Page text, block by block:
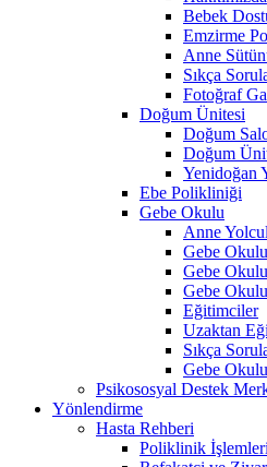
Bebek
Emzirme
Anne
Sıkça
Fotoğraf
Doğum Ünitesi
Doğum
Doğum
Yenidoğan
Ebe Polikliniği
Gebe Okulu
Anne
Gebe
Gebe
Gebe
Eğitimciler
Uzaktan
Sıkça
Gebe
Psikososyal Destek
Yönlendirme
Hasta Rehberi
Poliklinik İşlemleri